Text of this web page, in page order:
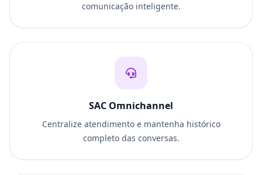
comunicação inteligente.
SAC Omnichannel
Centralize atendimento e mantenha histórico
completo das conversas.